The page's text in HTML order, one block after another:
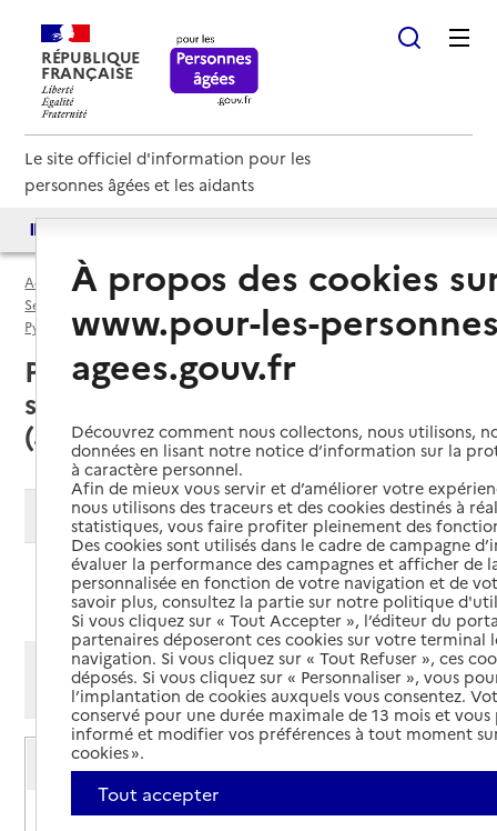
RÉPUBLIQUE
FRANÇAISE
Le site officiel d'information pour les
personnes âgées et les aidants
Accueil
Espace annuaire
Services autonomie à domicile (aide) par département
Pyrénées-Orientales (66)
Service autonomie à domicile (aide)
Perpignan (66000) : liste des 16
services autonomie à domicile
(aide)
Modifier ma recherche
Ajouter cette recherche aux favoris
Afficher les résultats par:
Mode liste
Mode carte
Service autonomie à domicile (aide)
A Nostra casa
Adresse
5 place de la Sardane
À propos des cookies
www.pour-les-
agees.gouv.fr
Découvrez comment nous collectons, nous utilisons,
données en lisant notre notice d’information sur la
à caractère personnel.
Afin de mieux vous servir et d’améliorer votre
nous utilisons des traceurs et des cookies destinés à
statistiques, vous faire profiter pleinement des
Des cookies sont utilisés dans le cadre de campagne
évaluer la performance des campagnes et afficher de
personnalisée en fonction de votre navigation et de
savoir plus, consultez la partie sur notre politique
Si vous cliquez sur « Tout Accepter », l’éditeur du
partenaires déposeront ces cookies sur votre terminal
navigation. Si vous cliquez sur « Tout Refuser », ces
déposés. Si vous cliquez sur « Personnaliser », vous
l’implantation de cookies auxquels vous consentez.
conservé pour une durée maximale de 13 mois et
informé et modifier vos préférences à tout moment
cookies ».
Tout accepter